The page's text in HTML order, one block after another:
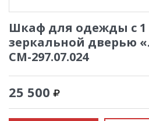
Шкаф для одежды с 1
зеркальной дверью
СМ-297.07.024
25 500